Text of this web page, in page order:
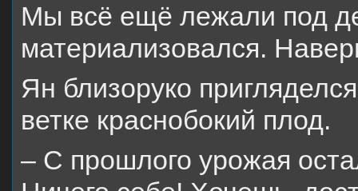
Мы всё ещё лежали под
материализовался.
Ян близоруко
ветке краснобокий плод.
– С прошлого урожая